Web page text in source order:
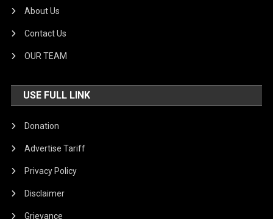
About Us
Contact Us
OUR TEAM
USE FULL LINK
Donation
Advertise Tariff
Privacy Policy
Disclaimer
Grievance